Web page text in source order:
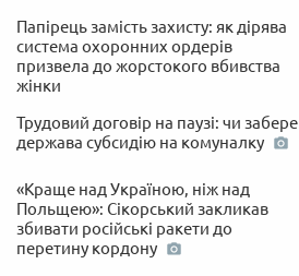
Папірець замість захисту: як дірява
система охоронних ордерів
призвела до жорстокого вбивства
жінки
Трудовий договір на паузі: чи забере
держава субсидію на комуналку
«Краще над Україною, ніж над
Польщею»: Сікорський закликав
збивати російські ракети до
перетину кордону